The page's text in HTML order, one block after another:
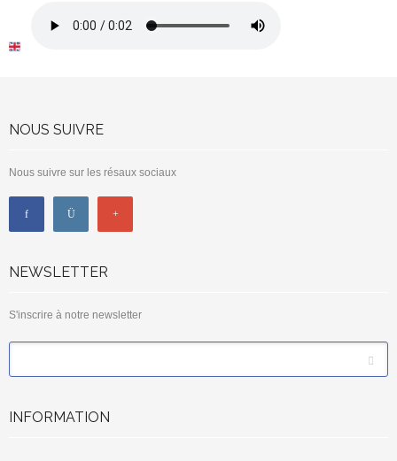
NOUS SUIVRE
Nous suivre sur les résaux sociaux
NEWSLETTER
S'inscrire à notre newsletter
INFORMATION